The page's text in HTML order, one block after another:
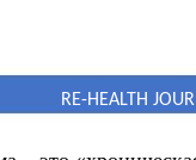
RE-HEALTH